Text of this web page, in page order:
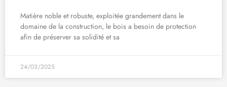
Matière noble et robuste, exploitée grandement dans le
domaine de la construction, le bois a besoin de protection
afin de préserver sa solidité et sa
24/03/2025